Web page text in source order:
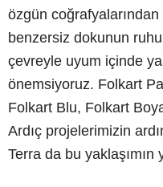
özgün
benzersiz dokunun
çevreyle uyum içinde
önemsiyoruz. Folkart
Folkart Blu, Folkart
Ardıç projelerimizin
Terra da bu yaklaşımın